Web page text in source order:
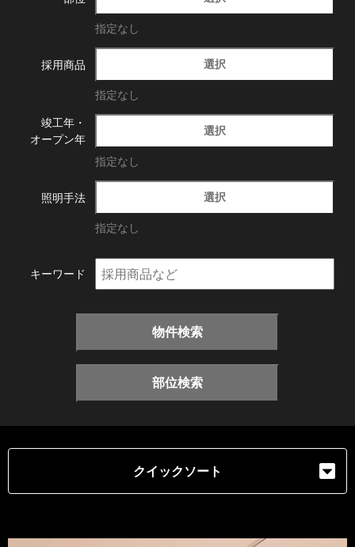
指定なし
採用商品 選択
指定なし
竣工年・
オープン年
選択
指定なし
照明手法 選択
指定なし
キーワード
物件検索
部位検索
クイックソート